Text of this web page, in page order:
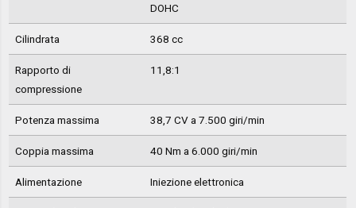
DOHC
Cilindrata 368 cc
Rapporto di
compressione
11,8:1
Potenza massima 38,7 CV a 7.500 giri/min
Coppia massima 40 Nm a 6.000 giri/min
Alimentazione Iniezione elettronica